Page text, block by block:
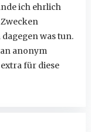
ich ehrlich
was tun.
anonym
für diese